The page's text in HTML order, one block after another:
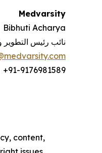
Medvarsity
Bibhuti Acharya
نائب رئيس التطوير
9176981589
+91-
content,